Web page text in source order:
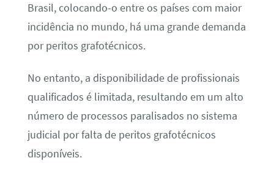
Brasil, colocando-o entre os países com maior
incidência no mundo, há uma grande demanda
por peritos grafotécnicos.
No entanto, a disponibilidade de profissionais
qualificados é limitada, resultando em um alto
número de processos paralisados no sistema
judicial por falta de peritos grafotécnicos
disponíveis.